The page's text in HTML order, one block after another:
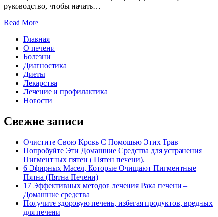
руководство, чтобы начать…
Read More
Главная
О печени
Болезни
Диагностика
Диеты
Лекарства
Лечение и профилактика
Новости
Свежие записи
Очистите Свою Кровь С Помощью Этих Трав
Попробуйте Эти Домашние Средства для устранения
Пигментных пятен ( Пятен печени).
6 Эфирных Масел, Которые Очищают Пигментные
Пятна (Пятна Печени)
17 Эффективных методов лечения Рака печени –
Домашние средства
Получите здоровую печень, избегая продуктов, вредных
для печени